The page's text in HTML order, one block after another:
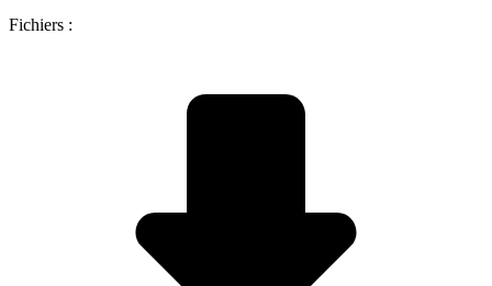
Fichiers :